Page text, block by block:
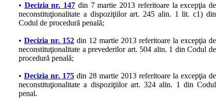
• Decizia nr. 147 din 7 martie 2013 referitoare la excepţia de
neconstituţionalitate a dispoziţiilor art. 245 alin. 1 lit. c1) din
Codul de procedură penală;
• Decizia nr. 152 din 12 martie 2013 referitoare la excepţia de
neconstituţionalitate a prevederilor art. 504 alin. 1 din Codul de
procedură penală;
• Decizia nr. 175 din 28 martie 2013 referitoare la excepţia de
neconstituţionalitate a dispoziţiilor art. 324 alin. 1 din Codul
penal.